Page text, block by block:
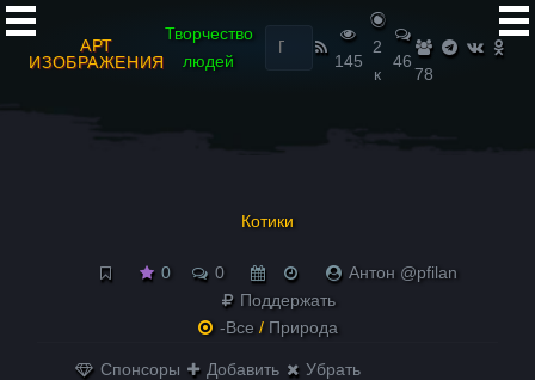
АРТ
ИЗОБРАЖЕНИЯ
Творчество
людей
Найти:
145
2
к
46
78
Котики
0 0
Антон @pfilan
Поддержать
-Все / Природа
Спонсоры Добавить Убрать